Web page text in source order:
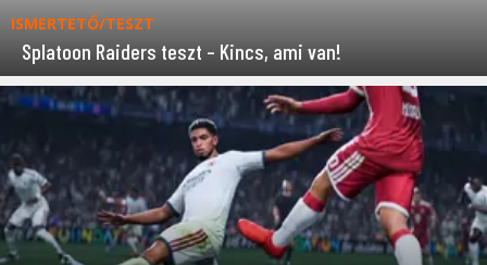
ISMERTETŐ/TESZT
Splatoon Raiders teszt – Kincs, ami van!